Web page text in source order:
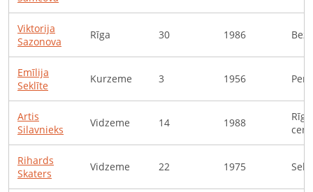
Viktorija
Sazonova
Rīga 30 1986
Emīlija
Seklīte
Kurzeme 3 1956
Artis
Silavnieks
Vidzeme 14 1988
Rihards
Skaters
Vidzeme 22 1975